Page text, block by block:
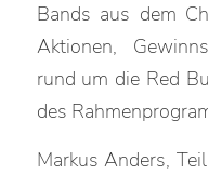
Bands aus dem
Aktionen,
rund um die Red
des
Markus Anders,